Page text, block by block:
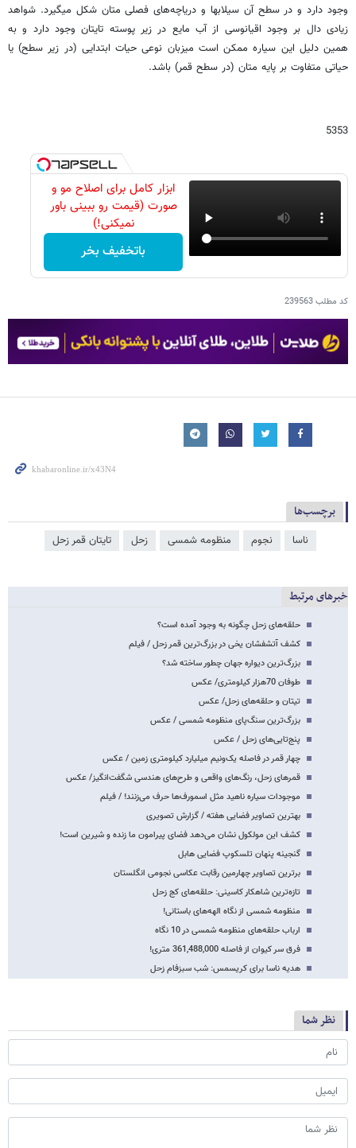
وجود دارد و در سطح آن سیلاب‏ها و دریاچه‌های فصلی متان شکل می‏گیرد. شواهد
زیادی دال بر وجود اقیانوسی از آب مایع در زیر پوسته تایتان وجود دارد و به
همین دلیل این سیاره ممکن است میزبان نوعی حیات ابتدایی (در زیر سطح) یا
حیاتی متفاوت بر پایه متان (در سطح قمر) باشد.
5353
ابزار کامل برای اصلاح مو و
صورت (قیمت رو ببینی باور
نمیکنی!)
باتخفیف بخر
کد مطلب239563
برچسب‌ها
ناسا نجوم منظومه شمسی زحل تایتان قمر زحل
خبرهای مرتبط
حلقه‌های زحل چگونه به وجود آمده است؟
کشف آتشفشان یخی در بزرگ‌ترین قمر زحل / فیلم
بزرگ‌ترین دیواره جهان چطور ساخته شد؟
طوفان 70هزار کیلومتری/ عکس
تیتان و حلقه‌های زحل/ عکس
بزرگ‌ترین سنگ‌پای منظومه شمسی / عکس
پنج‌تایی‌های زحل / عکس
چهار قمر در فاصله یک‌ونیم میلیارد کیلومتری زمین / عکس
قمرهای زحل، رنگ‌های واقعی و طرح‌های هندسی شگفت‌انگیز/ عکس
موجودات سیاره ناهید مثل اسمورف‌ها حرف می‌زنند! / فیلم
بهترین تصاویر فضایی هفته / گزارش تصویری
کشف این مولکول نشان می‌دهد فضای پیرامون ما زنده و شیرین است!
گنجینه پنهان تلسکوپ فضایی هابل
برترین تصاویر چهارمین رقابت عکاسی نجومی انگلستان
تازه‌ترین شاهکار کاسینی: حلقه‌های کج زحل
منظومه شمسی از نگاه الهه‌های باستانی!
ارباب حلقه‌های منظومه شمسی در 10 نگاه
فرق سر کیوان از فاصله 361,488,000 متری!
هدیه ناسا برای کریسمس: شب سبزفام زحل
نظر شما